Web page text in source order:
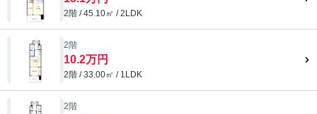
2階 / 45.10㎡ / 2LDK
2階
10.2万円
2階 / 33.00㎡ / 1LDK
2階